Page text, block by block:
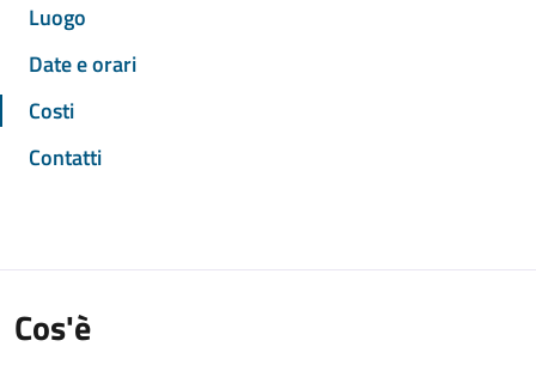
Luogo
Date e orari
Costi
Contatti
Cos'è